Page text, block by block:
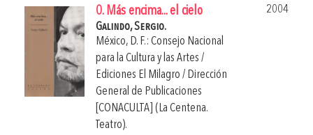
0. Más encima... el cielo
2004
Galindo, Sergio.
México, D. F.: Consejo Nacional
para la Cultura y las Artes /
Ediciones El Milagro / Dirección
General de Publicaciones
[CONACULTA] (La Centena.
Teatro).